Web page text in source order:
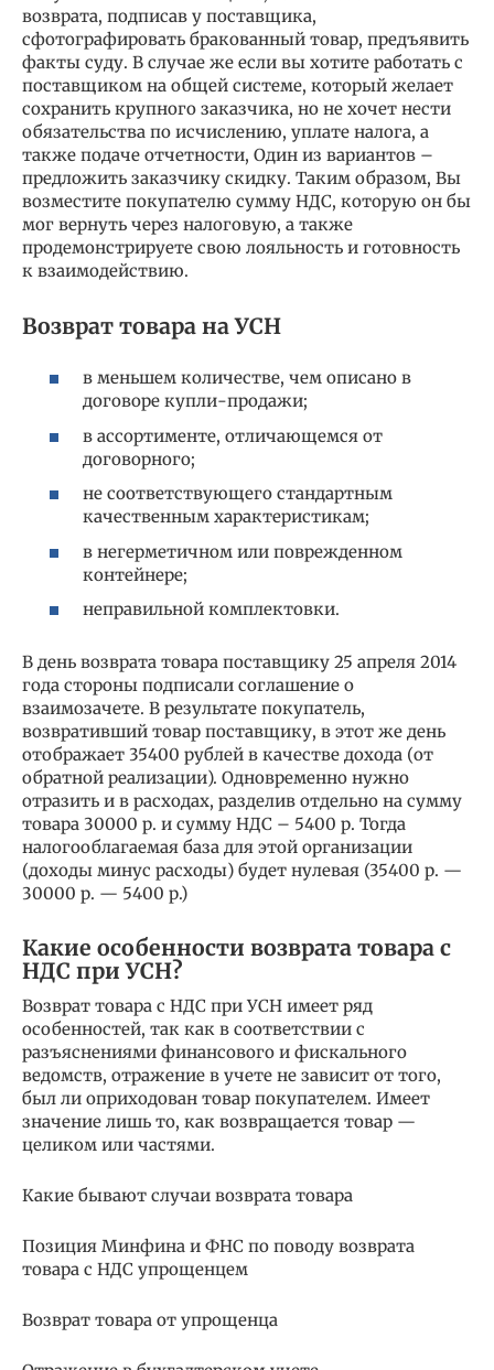
возврата, подписав у поставщика,
сфотографировать бракованный товар, предъявить
факты суду. В случае же если вы хотите работать с
поставщиком на общей системе, который желает
сохранить крупного заказчика, но не хочет нести
обязательства по исчислению, уплате налога, а
также подаче отчетности, Один из вариантов –
предложить заказчику скидку. Таким образом, Вы
возместите покупателю сумму НДС, которую он бы
мог вернуть через налоговую, а также
продемонстрируете свою лояльность и готовность
к взаимодействию.
Возврат товара на УСН
в меньшем количестве, чем описано в
договоре купли-продажи;
в ассортименте, отличающемся от
договорного;
не соответствующего стандартным
качественным характеристикам;
в негерметичном или поврежденном
контейнере;
неправильной комплектовки.
В день возврата товара поставщику 25 апреля 2014
года стороны подписали соглашение о
взаимозачете. В результате покупатель,
возвративший товар поставщику, в этот же день
отображает 35400 рублей в качестве дохода (от
обратной реализации). Одновременно нужно
отразить и в расходах, разделив отдельно на сумму
товара 30000 р. и сумму НДС – 5400 р. Тогда
налогооблагаемая база для этой организации
(доходы минус расходы) будет нулевая (35400 р. —
30000 р. — 5400 р.)
Какие особенности возврата товара с
НДС при УСН?
Возврат товара с НДС при УСН имеет ряд
особенностей, так как в соответствии с
разъяснениями финансового и фискального
ведомств, отражение в учете не зависит от того,
был ли оприходован товар покупателем. Имеет
значение лишь то, как возвращается товар —
целиком или частями.
Какие бывают случаи возврата товара
Позиция Минфина и ФНС по поводу возврата
товара с НДС упрощенцем
Возврат товара от упрощенца